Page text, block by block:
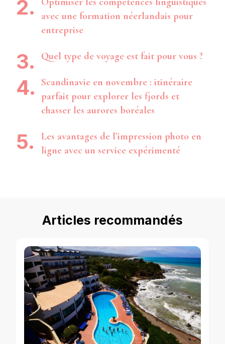
avec une formation néerlandais pour
entreprise
Quel type de voyage est fait pour vous ?
Scandinavie en novembre : itinéraire
parfait pour explorer les fjords et
chasser les aurores boréales
Les avantages de l’impression photo en
ligne avec un service expérimenté
Articles recommandés